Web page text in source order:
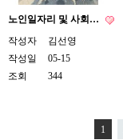
노인일자리 및 사회…
작성자
김선영
작성일
05-15
조회
344
1